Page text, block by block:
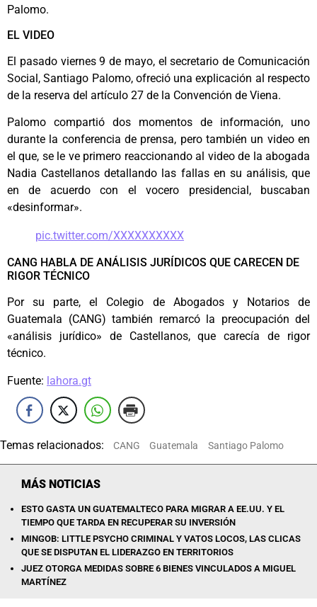
Palomo.
EL VIDEO
El pasado viernes 9 de mayo, el secretario de Comunicación
Social, Santiago Palomo, ofreció una explicación al respecto
de la reserva del artículo 27 de la Convención de Viena.
Palomo compartió dos momentos de información, uno
durante la conferencia de prensa, pero también un video en
el que, se le ve primero reaccionando al video de la abogada
Nadia Castellanos detallando las fallas en su análisis, que
en de acuerdo con el vocero presidencial, buscaban
«desinformar».
pic.twitter.com/XXXXXXXXXX
CANG HABLA DE ANÁLISIS JURÍDICOS QUE CARECEN DE
RIGOR TÉCNICO
Por su parte, el Colegio de Abogados y Notarios de
Guatemala (CANG) también remarcó la preocupación del
«análisis jurídico» de Castellanos, que carecía de rigor
técnico.
Fuente: lahora.gt
Temas relacionados: CANG Guatemala Santiago Palomo
MÁS NOTICIAS
ESTO GASTA UN GUATEMALTECO PARA MIGRAR A EE.UU. Y EL
TIEMPO QUE TARDA EN RECUPERAR SU INVERSIÓN
MINGOB: LITTLE PSYCHO CRIMINAL Y VATOS LOCOS, LAS CLICAS
QUE SE DISPUTAN EL LIDERAZGO EN TERRITORIOS
JUEZ OTORGA MEDIDAS SOBRE 6 BIENES VINCULADOS A MIGUEL
MARTÍNEZ